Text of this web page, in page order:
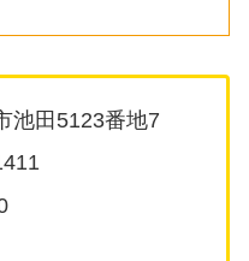
池田5123番地7